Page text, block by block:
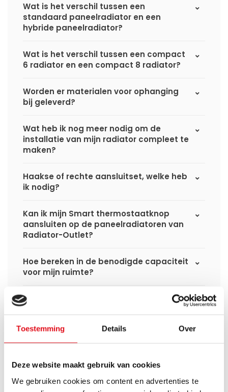
Toestemming Details Over
Deze website maakt gebruik van cookies
We gebruiken cookies om content en advertenties te
Wat is het verschil tussen een
standaard paneelradiator en een
hybride paneelradiator?
Wat is het verschil tussen een compact
6 radiator en een compact 8 radiator?
Worden er materialen voor ophanging
bij geleverd?
Wat heb ik nog meer nodig om de
installatie van mijn radiator compleet te
maken?
Haakse of rechte aansluitset, welke heb
ik nodig?
Kan ik mijn Smart thermostaatknop
aansluiten op de paneelradiatoren van
Radiator-Outlet?
Hoe bereken in de benodigde capaciteit
voor mijn ruimte?
Wat is de levertijd van een
paneelradiator en wanneer ontvang ik
Ik heb een (hybride) warmtepomp
gebruiken uit de website?